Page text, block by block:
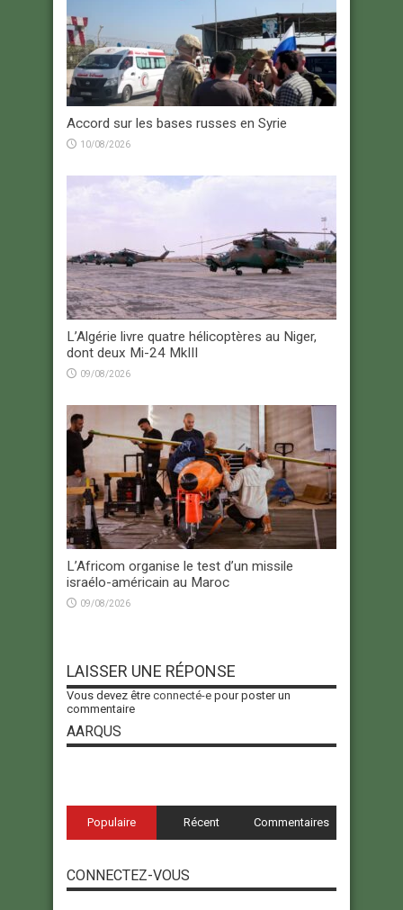
Accord sur les bases russes en Syrie
10/08/2026
L’Algérie livre quatre hélicoptères au Niger,
dont deux Mi-24 MkIII
09/08/2026
L’Africom organise le test d’un missile
israélo-américain au Maroc
09/08/2026
LAISSER UNE RÉPONSE
Vous devez être connecté-e pour poster un
commentaire
AARQUS
Populaire Récent Commentaires
CONNECTEZ-VOUS